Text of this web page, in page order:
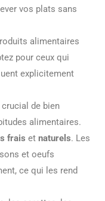
vos plats sans
alimentaires
pour ceux qui
explicitement
de bien
alimentaires.
frais et naturels. Les
et oeufs
ce qui les rend